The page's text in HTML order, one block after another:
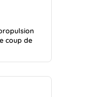
coup de